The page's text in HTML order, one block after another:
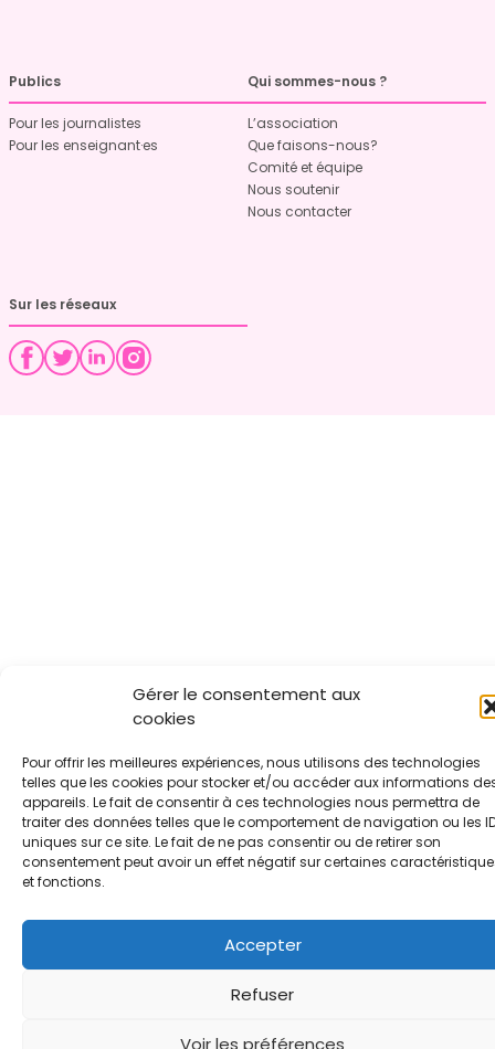
Gérer le consentement aux
cookies
Pour offrir les meilleures expériences, nous utilisons des technologies
telles que les cookies pour stocker et/ou accéder aux informations
appareils. Le fait de consentir à ces technologies nous permettra de
traiter des données telles que le comportement de navigation ou les
uniques sur ce site. Le fait de ne pas consentir ou de retirer son
consentement peut avoir un effet négatif sur certaines
et fonctions.
Accepter
Refuser
Voir les préférences
Publics
Pour les journalistes
Pour les enseignant·es
Qui sommes-nous ?
L’association
Que faisons-nous?
Comité et équipe
Nous soutenir
Nous contacter
Sur les réseaux